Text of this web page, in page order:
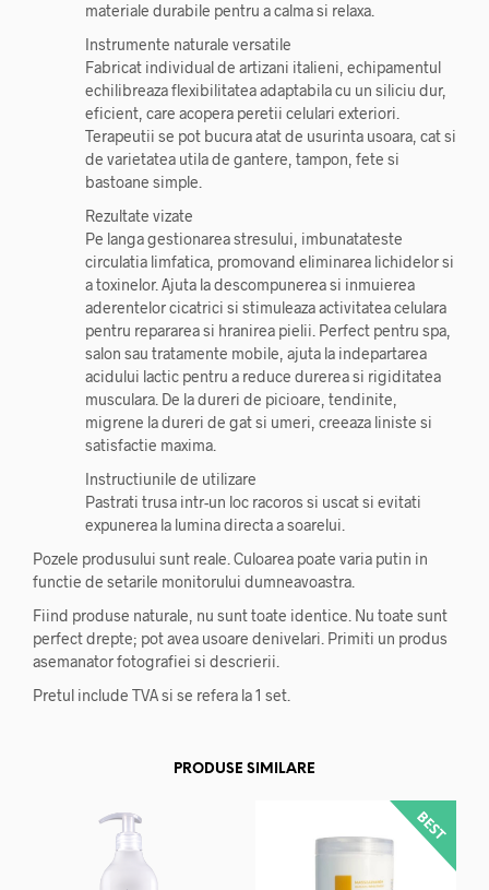
materiale durabile pentru a calma si relaxa.
Instrumente naturale versatile
Fabricat individual de artizani italieni, echipamentul
echilibreaza flexibilitatea adaptabila cu un siliciu dur,
eficient, care acopera peretii celulari exteriori.
Terapeutii se pot bucura atat de usurinta usoara, cat si
de varietatea utila de gantere, tampon, fete si
bastoane simple.
Rezultate vizate
Pe langa gestionarea stresului, imbunatateste
circulatia limfatica, promovand eliminarea lichidelor si
a toxinelor. Ajuta la descompunerea si inmuierea
aderentelor cicatrici si stimuleaza activitatea celulara
pentru repararea si hranirea pielii. Perfect pentru spa,
salon sau tratamente mobile, ajuta la indepartarea
acidului lactic pentru a reduce durerea si rigiditatea
musculara. De la dureri de picioare, tendinite,
migrene la dureri de gat si umeri, creeaza liniste si
satisfactie maxima.
Instructiunile de utilizare
Pastrati trusa intr-un loc racoros si uscat si evitati
expunerea la lumina directa a soarelui.
Pozele produsului sunt reale. Culoarea poate varia putin in
functie de setarile monitorului dumneavoastra.
Fiind produse naturale, nu sunt toate identice. Nu toate sunt
perfect drepte; pot avea usoare denivelari. Primiti un produs
asemanator fotografiei si descrierii.
Pretul include TVA si se refera la 1 set.
PRODUSE SIMILARE